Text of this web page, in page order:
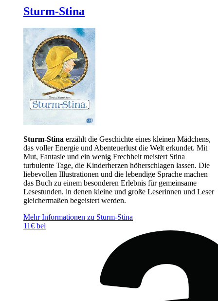
Sturm-Stina
Sturm-Stina erzählt die Geschichte eines kleinen Mädchens,
das voller Energie und Abenteuerlust die Welt erkundet. Mit
Mut, Fantasie und ein wenig Frechheit meistert Stina
turbulente Tage, die Kinderherzen höherschlagen lassen. Die
liebevollen Illustrationen und die lebendige Sprache machen
das Buch zu einem besonderen Erlebnis für gemeinsame
Lesestunden, in denen kleine und große Leserinnen und Leser
gleichermaßen begeistert werden.
Mehr Informationen zu Sturm-Stina
11€ bei